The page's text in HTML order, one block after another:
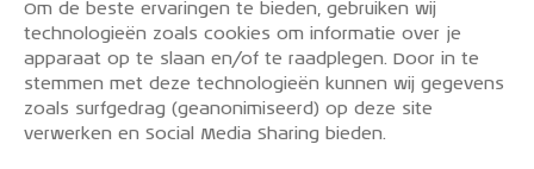
Om de beste ervaringen te bieden, gebruiken wij
technologieën zoals cookies om informatie over je
apparaat op te slaan en/of te raadplegen. Door in te
stemmen met deze technologieën kunnen wij gegevens
zoals surfgedrag (geanonimiseerd) op deze site
verwerken en Social Media Sharing bieden.
PRIVACY POLICY
OVER DE KLM AEROCLUB
VLIEGLESSEN
VLOOT